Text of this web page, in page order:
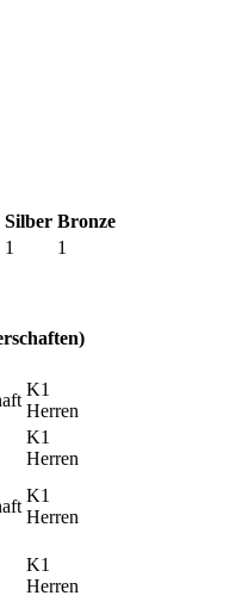
Silber Bronze
1 1
K1
Herren
K1
Herren
K1
Herren
K1
Herren